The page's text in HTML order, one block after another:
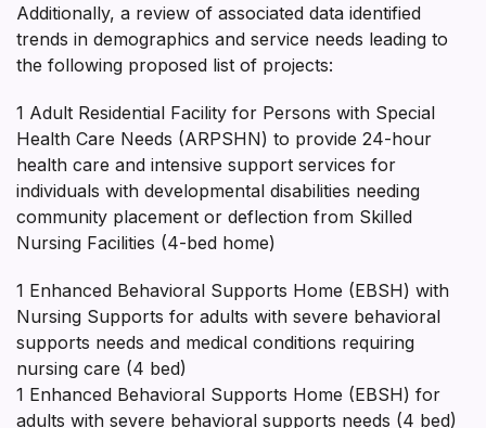
Additionally, a review of associated data identified
trends in demographics and service needs leading to
the following proposed list of projects:
1 Adult Residential Facility for Persons with Special
Health Care Needs (ARPSHN) to provide 24-hour
health care and intensive support services for
individuals with developmental disabilities needing
community placement or deflection from Skilled
Nursing Facilities (4-bed home)
1 Enhanced Behavioral Supports Home (EBSH) with
Nursing Supports for adults with severe behavioral
supports needs and medical conditions requiring
nursing care (4 bed)
1 Enhanced Behavioral Supports Home (EBSH) for
adults with severe behavioral supports needs (4 bed)